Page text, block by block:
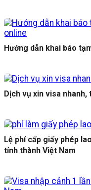
Hướng dẫn khai báo
Dịch vụ xin visa nhanh,
Lệ phí cấp giấy phép
tỉnh thành Việt Nam